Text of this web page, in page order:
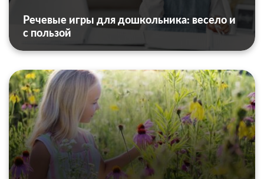
Речевые игры для дошкольника: весело и
с пользой